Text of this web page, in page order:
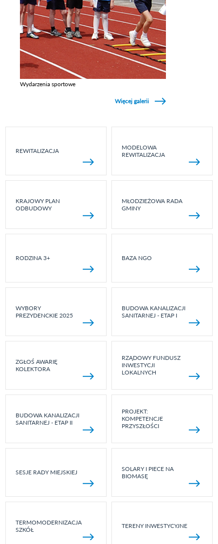
Wydarzenia sportowe
Więcej galerii
REWITALIZACJA
MODELOWA
REWITALIZACJA
KRAJOWY PLAN
ODBUDOWY
MŁODZIEŻOWA RADA
GMINY
RODZINA 3+ BAZA NGO
WYBORY
PREZYDENCKIE 2025
BUDOWA KANALIZACJI
SANITARNEJ - ETAP I
ZGŁOŚ AWARIĘ
KOLEKTORA
RZĄDOWY FUNDUSZ
INWESTYCJI
LOKALNYCH
BUDOWA KANALIZACJI
SANITARNEJ - ETAP II
PROJEKT:
KOMPETENCJE
PRZYSZŁOŚCI
SESJE RADY MIEJSKIEJ
SOLARY I PIECE NA
BIOMASĘ
TERMOMODERNIZACJA
SZKÓŁ
TERENY INWESTYCYJNE